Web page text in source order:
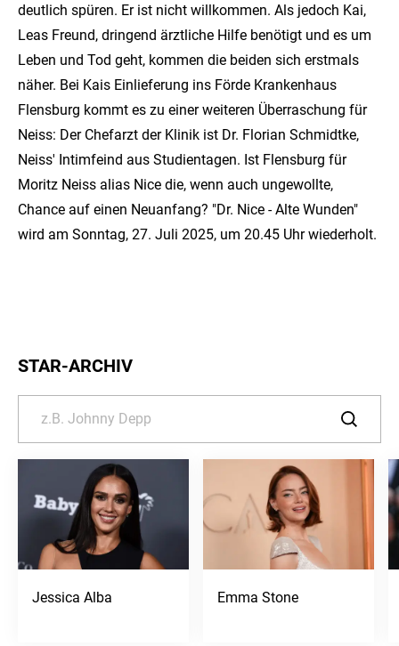
deutlich spüren. Er ist nicht willkommen. Als jedoch Kai,
Leas Freund, dringend ärztliche Hilfe benötigt und es um
Leben und Tod geht, kommen die beiden sich erstmals
näher. Bei Kais Einlieferung ins Förde Krankenhaus
Flensburg kommt es zu einer weiteren Überraschung für
Neiss: Der Chefarzt der Klinik ist Dr. Florian Schmidtke,
Neiss' Intimfeind aus Studientagen. Ist Flensburg für
Moritz Neiss alias Nice die, wenn auch ungewollte,
Chance auf einen Neuanfang? "Dr. Nice - Alte Wunden"
wird am Sonntag, 27. Juli 2025, um 20.45 Uhr wiederholt.
STAR-ARCHIV
Jessica Alba Emma Stone